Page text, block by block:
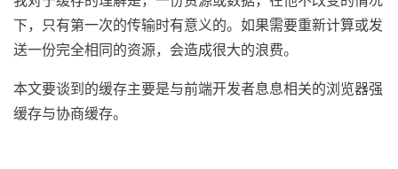
下，只有第一次的传输时有意义的。如果需要重新计算或发
送一份完全相同的资源，会造成很大的浪费。
本文要谈到的缓存主要是与前端开发者息息相关的浏览器强
缓存与协商缓存。